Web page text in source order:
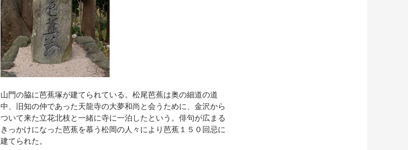
山門の脇に芭蕉塚が建てられている。松尾芭蕉は奥の細道の道
中、旧知の仲であった天龍寺の大夢和尚と会うために、金沢から
ついて来た立花北枝と一緒に寺に一泊したという。俳句が広まる
きっかけになった芭蕉を慕う松岡の人々により芭蕉１５０回忌に
建てられた。